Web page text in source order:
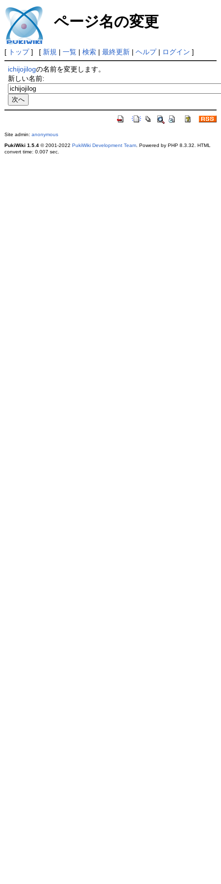
ページ名の変更
[ トップ] [ 新規 | 一覧| 検索| 最終更新| ヘルプ| ログイン ]
ichijojilogの名前を変更します。
新しい名前:
Site admin: anonymous
PukiWiki 1.5.4© 2001-2022 PukiWiki Development Team. Powered by PHP 8.3.32. HTML
convert time: 0.007 sec.